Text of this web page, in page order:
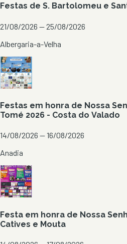
Festas de S. Bartolomeu e
21/08/2026 — 25/08/2026
Albergaria-a-Velha
Festas em honra de Nossa
Tomé 2026 - Costa do Valado
14/08/2026 — 16/08/2026
Anadia
Festa em honra de Nossa
Catives e Mouta